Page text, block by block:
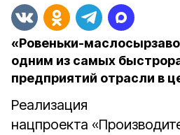
«Ровеньки-
одним из самых
предприятий отрасли в
Реализация
нацпроекта